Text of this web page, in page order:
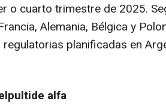
o cuarto trimestre de 2025.
Alemania, Bélgica y
planificadas en
alfa